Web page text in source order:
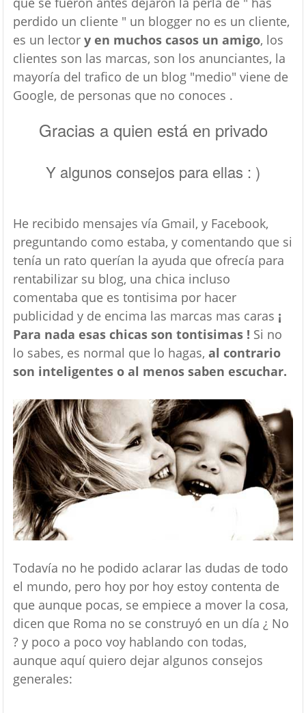
perdido un cliente " un blogger no es un cliente,
es un lector y en muchos casos un amigo, los
clientes son las marcas, son los anunciantes, la
mayoría del trafico de un blog "medio" viene de
Google, de personas que no conoces .
Gracias a quien está en privado
Y algunos consejos para ellas : )
He recibido mensajes vía Gmail, y Facebook,
preguntando como estaba, y comentando que si
tenía un rato querían la ayuda que ofrecía para
rentabilizar su blog, una chica incluso
comentaba que es tontisima por hacer
publicidad y de encima las marcas mas caras ¡
Para nada esas chicas son tontisimas ! Si no
lo sabes, es normal que lo hagas, al contrario
son inteligentes o al menos saben escuchar.
Todavía no he podido aclarar las dudas de todo
el mundo, pero hoy por hoy estoy contenta de
que aunque pocas, se empiece a mover la cosa,
dicen que Roma no se construyó en un día ¿ No
? y poco a poco voy hablando con todas,
aunque aquí quiero dejar algunos consejos
generales: